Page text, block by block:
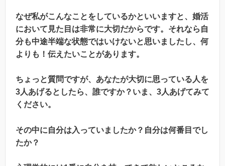
なぜ私がこんなことをしているかといいますと、婚活
において見た目は非常に大切だからです。それなら自
分も中途半端な状態ではいけないと思いましたし、何
よりも！伝えたいことがあります。
ちょっと質問ですが、あなたが大切に思っている人を
3人あげるとしたら、誰ですか？いま、3人あげてみて
ください。
その中に自分は入っていましたか？自分は何番目でし
たか？